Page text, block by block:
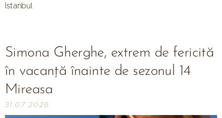
Istanbul.
Simona Gherghe, extrem de fericită
în vacanță înainte de sezonul 14
Mireasa
31.07.2026